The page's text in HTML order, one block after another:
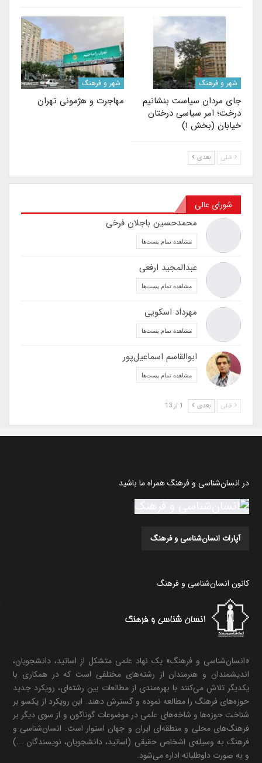
شهر و فرهنگ
جای مردان سیاست بنشانیم
درخت؛ امر سیاسی درختان
خیابان (بخش ۱)
شهر و فرهنگ
مهاجرت‌ و هژمونی تهران
قبلی بعدی
شورای عالی
محمدحسین باجلان فرخی
مشاهده تمام پست‌ها
عبدالمجید ارفعی
مشاهده تمام پست‌ها
مهرداد اسکویی
مشاهده تمام پست‌ها
ابوالقاسم اسماعیل‌پور
مشاهده تمام پست‌ها
قبلی بعدی
در انسان‌شناسی و فرهنگ همراه ما باشید
آپارات انسان‌شناسی و فرهنگ
کانون انسان‌شناسی و فرهنگ
«انسان‌شناسی و فرهنگ» یک نهاد علمی متشکل از اساتید، دانشجویان،
اندیشمندان و هنرمندان از رشته‌های مختلفی است که در همکاری با
یکدیگر تلاش می‌کنند با بهره‌مندی از مطالعات بین رشته‌ای، رویکرد جدید
حوزه‌های فرهنگ را مطالعه نموده و گسترش دهند. این رویکرد از یکسو بر
شناخت حوزه‌ها و شاخه‌های علمی در موضوعات گوناگون و از سوی دیگر بر
فرهنگ‌های محلی و منطقه‌ای ایران و جهان استوار است. انسان‌شناسی و
فرهنگ به وسیله‌ی اشخاص حقیقی (اساتید، دانشجویان، نویسندگان ...)
و به صورت داوطلبانه اداره می‌شود.